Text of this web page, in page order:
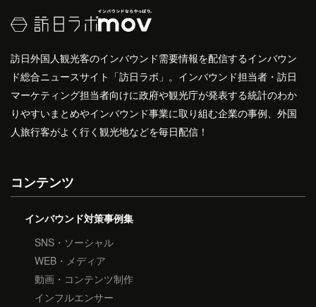
訪日外国人観光客のインバウンド需要情報を配信するインバウン
ド総合ニュースサイト「訪日ラボ」。インバウンド担当者・訪日
マーケティング担当者向けに政府や観光庁が発表する統計のわか
りやすいまとめやインバウンド事業に取り組む企業の事例、外国
人旅行客がよく行く観光地などを毎日配信！
コンテンツ
インバウンド対策事例集
SNS・ソーシャル
WEB・メディア
動画・コンテンツ制作
インフルエンサー